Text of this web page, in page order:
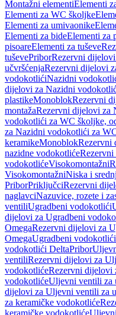
Montažni elementiElementi
Elementi za WC školjke
Elementi za umivaonike
Elementi za bideElementi za
pisoareElementi za tuševe
tuševePriborRezervni
učvršćenjaRezervni dijelovi
vodokotlićiNazidni
dijelovi za Nazidni
plastikeMonoblokRezervni
montažaRezervni dijelovi za
vodokotlići za WC školjke,
za Nazidni vodokotlići za
keramikeMonoblokRezervni
nazidne vodokotlićeRezervni
vodokotlićeVisokomontažni
VisokomontažniNiska i
PriborPriključciRezervni
naglavciNazuvice, rozete i
ventiliUgradbeni vodokotlići
dijelovi za Ugradbeni
OmegaRezervni dijelovi za
OmegaUgradbeni
vodokotlići DeltaPribor
ventiliRezervni dijelovi za
vodokotlićeRezervni dijelovi
vodokotlićeUljevni ventili za
dijelovi za Uljevni ventili za
za keramičke vodokotliće
keramičke vodokotliće